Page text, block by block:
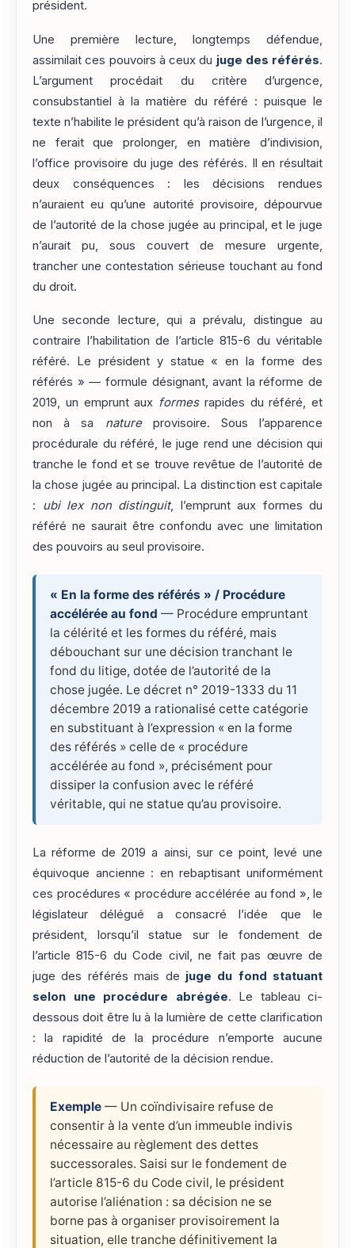
président.
Une première lecture, longtemps défendue,
assimilait ces pouvoirs à ceux du juge des référés.
L’argument procédait du critère d’urgence,
consubstantiel à la matière du référé : puisque le
texte n’habilite le président qu’à raison de l’urgence, il
ne ferait que prolonger, en matière d’indivision,
l’office provisoire du juge des référés. Il en résultait
deux conséquences : les décisions rendues
n’auraient eu qu’une autorité provisoire, dépourvue
de l’autorité de la chose jugée au principal, et le juge
n’aurait pu, sous couvert de mesure urgente,
trancher une contestation sérieuse touchant au fond
du droit.
Une seconde lecture, qui a prévalu, distingue au
contraire l’habilitation de l’article 815-6 du véritable
référé. Le président y statue « en la forme des
référés » — formule désignant, avant la réforme de
2019, un emprunt aux formesrapides du référé, et
non à sa natureprovisoire. Sous l’apparence
procédurale du référé, le juge rend une décision qui
tranche le fond et se trouve revêtue de l’autorité de
la chose jugée au principal. La distinction est capitale
: ubi lex non distinguit, l’emprunt aux formes du
référé ne saurait être confondu avec une limitation
des pouvoirs au seul provisoire.
« En la forme des référés » / Procédure
accélérée au fond — Procédure empruntant
la célérité et les formes du référé, mais
débouchant sur une décision tranchant le
fond du litige, dotée de l’autorité de la
chose jugée. Le décret n° 2019-1333 du 11
décembre 2019 a rationalisé cette catégorie
en substituant à l’expression « en la forme
des référés » celle de « procédure
accélérée au fond », précisément pour
dissiper la confusion avec le référé
véritable, qui ne statue qu’au provisoire.
La réforme de 2019 a ainsi, sur ce point, levé une
équivoque ancienne : en rebaptisant uniformément
ces procédures « procédure accélérée au fond », le
législateur délégué a consacré l’idée que le
président, lorsqu’il statue sur le fondement de
l’article 815-6 du Code civil, ne fait pas œuvre de
juge des référés mais de juge du fond statuant
selon une procédure abrégée. Le tableau ci-
dessous doit être lu à la lumière de cette clarification
: la rapidité de la procédure n’emporte aucune
réduction de l’autorité de la décision rendue.
Exemple — Un coïndivisaire refuse de
consentir à la vente d’un immeuble indivis
nécessaire au règlement des dettes
successorales. Saisi sur le fondement de
l’article 815-6 du Code civil, le président
autorise l’aliénation : sa décision ne se
borne pas à organiser provisoirement la
situation, elle tranche définitivement la